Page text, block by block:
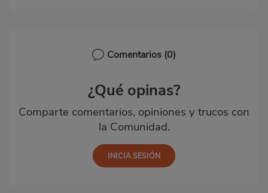
Comentarios (0)
¿Qué opinas?
Comparte comentarios, opiniones y trucos con
la Comunidad.